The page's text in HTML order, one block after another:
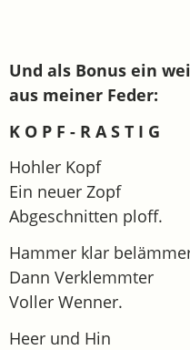
Und als Bonus ein
aus meiner Feder:
K O P F - R A S T I G
Hohler Kopf
Ein neuer Zopf
Abgeschnitten ploff.
Hammer klar
Dann Verklemmter
Voller Wenner.
Heer und Hin